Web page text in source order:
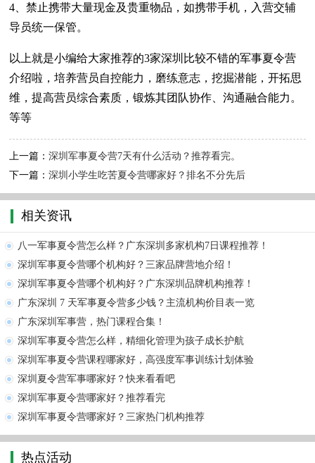
4、禁止携带大量现金及贵重物品，如携带手机，入营交辅
导员统一保管。
以上就是小编给大家推荐的3家深圳比较不错的军事夏令营
介绍啦，培养营员自控能力，磨练意志，挖掘潜能，开拓思
维，提高营员综合素质，锻炼其团队协作、沟通融合能力。
等等
上一篇：深圳军事夏令营7天有什么活动？推荐看完。
下一篇：深圳小学生吃苦夏令营哪家好？排名不分先后
相关资讯
八一军事夏令营怎么样？广东深圳多家机构7日课程推荐！
深圳军事夏令营哪个机构好？三家品牌营地介绍！
深圳军事夏令营哪个机构好？广东深圳品牌机构推荐！
广东深圳 7 天军事夏令营多少钱？主流机构价目表一览
广东深圳军事营，热门课程合集！
深圳军事夏令营怎么样，精细化管理为孩子成长护航
深圳军事夏令营课程哪家好，高强度军事训练计划体验
深圳夏令营军事哪家好？快来看看吧
深圳军事夏令营哪家好？推荐看完
深圳军事夏令营哪家好？三家热门机构推荐
热点活动